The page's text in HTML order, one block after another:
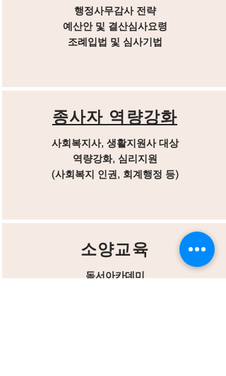
행정사무감사 전략
예산안 및 결산심사요령
​조례입법 및 심사기법
​종사자 역량강화
사회복지사, 생활지원사 대상
역량강화, 심리지원
​(사회복지 인권, 회계행정 등)
소양교육
독서아카데미